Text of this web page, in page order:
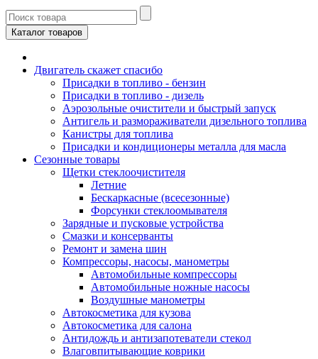
Каталог товаров
Двигатель скажет спасибо
Присадки в топливо - бензин
Присадки в топливо - дизель
Аэрозольные очистители и быстрый запуск
Антигель и размораживатели дизельного топлива
Канистры для топлива
Присадки и кондиционеры металла для масла
Сезонные товары
Щетки стеклоочистителя
Летние
Бескаркасные (всесезонные)
Форсунки стеклоомывателя
Зарядные и пусковые устройства
Смазки и консерванты
Ремонт и замена шин
Компрессоры, насосы, манометры
Автомобильные компрессоры
Автомобильные ножные насосы
Воздушные манометры
Автокосметика для кузова
Автокосметика для салона
Антидождь и антизапотеватели стекол
Влаговпитывающие коврики